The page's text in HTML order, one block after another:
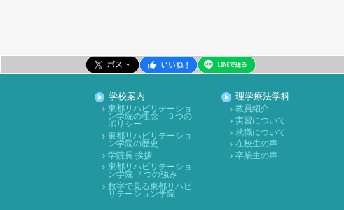
学校案内
東都リハビリテーショ
ン学院の理念・３つの
ポリシー
東都リハビリテーショ
ン学院の歴史
学院長 挨拶
東都リハビリテーショ
ン学院 ７つの強み
数字で見る東都リハビ
リテーション学院
理学療法学科
教員紹介
実習について
就職について
在校生の声
卒業生の声